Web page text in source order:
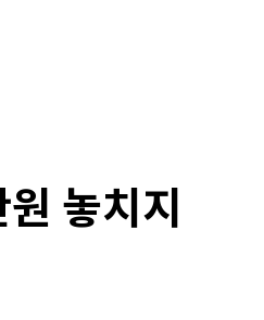
놓치지